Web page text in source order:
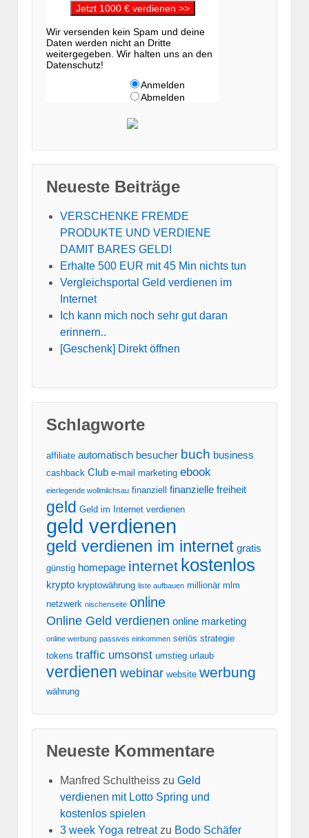
Jetzt 1000 € verdienen >>
Wir versenden kein Spam und deine
Daten werden nicht an Dritte
weitergegeben. Wir halten uns an den
Datenschutz!
Anmelden
Abmelden
Neueste Beiträge
VERSCHENKE FREMDE
PRODUKTE UND VERDIENE
DAMIT BARES GELD!
Erhalte 500 EUR mit 45 Min nichts tun
Vergleichsportal Geld verdienen im
Internet
Ich kann mich noch sehr gut daran
erinnern..
[Geschenk] Direkt öffnen
Schlagworte
affiliate automatisch besucher buch business
cashback Club e-mail marketing ebook
eierlegende wollmilchsau finanziell finanzielle freiheit
geld Geld im Internet verdienen
geld verdienen
geld verdienen im internet gratis
günstig homepage internet kostenlos
krypto kryptowährung liste aufbauen millionär mlm
netzwerk nischenseite online
Online Geld verdienen online marketing
online werbung passives einkommen seriös strategie
tokens traffic umsonst umstieg urlaub
verdienen webinar website werbung
währung
Neueste Kommentare
Manfred Schultheiss zu Geld
verdienen mit Lotto Spring und
kostenlos spielen
3 week Yoga retreatzu Bodo Schäfer